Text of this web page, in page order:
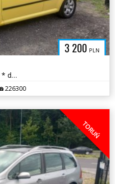
3 200 PLN
Peugeot 107 1.0B 68KM 2006r * dwa komplety kół * TORUŃ
226300
TORUŃ